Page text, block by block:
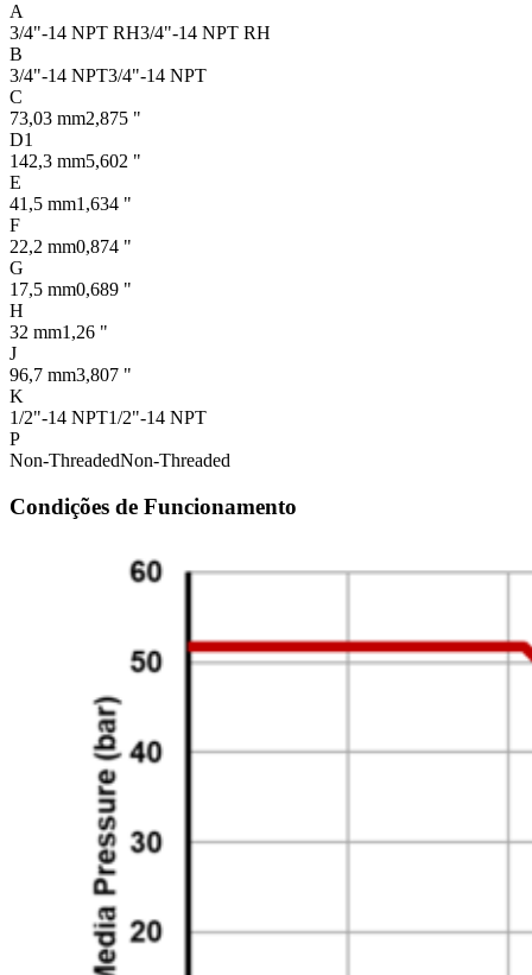
A
3/4"-14 NPT RH3/4"-14 NPT RH
B
3/4"-14 NPT3/4"-14 NPT
C
73,03 mm2,875 "
D1
142,3 mm5,602 "
E
41,5 mm1,634 "
F
22,2 mm0,874 "
G
17,5 mm0,689 "
H
32 mm1,26 "
J
96,7 mm3,807 "
K
1/2"-14 NPT1/2"-14 NPT
P
Non-ThreadedNon-Threaded
Condições de Funcionamento